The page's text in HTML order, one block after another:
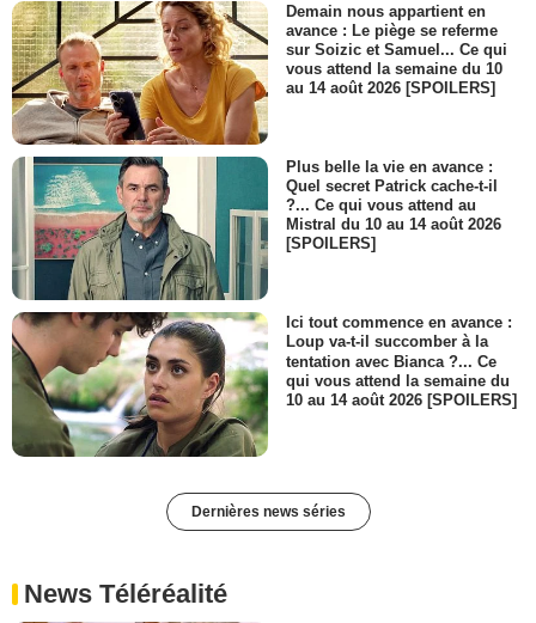
Demain nous appartient en
avance : Le piège se referme
sur Soizic et Samuel... Ce qui
vous attend la semaine du 10
au 14 août 2026 [SPOILERS]
Plus belle la vie en avance :
Quel secret Patrick cache-t-il
?... Ce qui vous attend au
Mistral du 10 au 14 août 2026
[SPOILERS]
Ici tout commence en avance :
Loup va-t-il succomber à la
tentation avec Bianca ?... Ce
qui vous attend la semaine du
10 au 14 août 2026 [SPOILERS]
Dernières news séries
News Téléréalité